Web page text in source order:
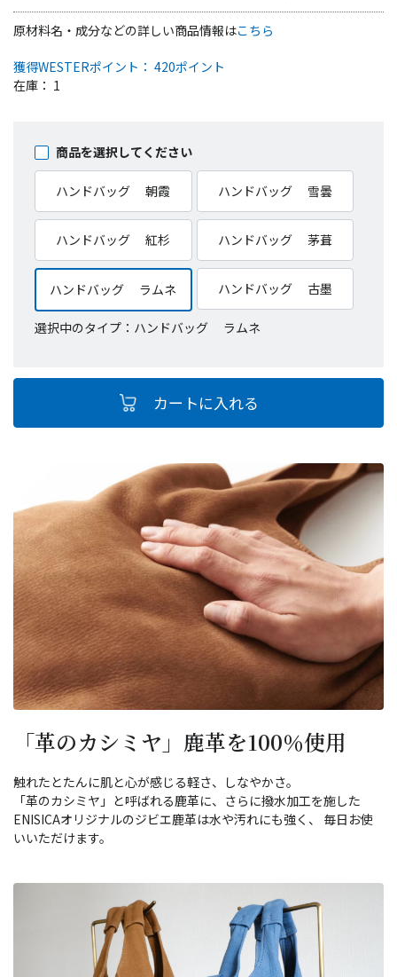
獲得WESTERポイント： 420ポイント
在庫： 1
商品を選択してください
ハンドバッグ 朝霞 ハンドバッグ 雪曇
ハンドバッグ 紅杉 ハンドバッグ 茅葺
ハンドバッグ ラムネ ハンドバッグ 古墨
選択中のタイプ：ハンドバッグ ラムネ
原材料名・成分などの詳しい商品情報はこちら
「革のカシミヤ」鹿革を100％使用
触れたとたんに肌と心が感じる軽さ、しなやかさ。
「革のカシミヤ」と呼ばれる鹿革に、さらに撥水加工を施した
ENISICAオリジナルのジビエ鹿革は水や汚れにも強く、 毎日お使
いいただけます。